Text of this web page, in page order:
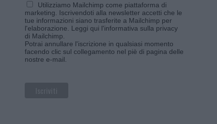
Utilizziamo Mailchimp come piattaforma di
marketing. Iscrivendoti alla newsletter accetti che le
tue informazioni siano trasferite a Mailchimp per
l'elaborazione. Leggi qui l'informativa sulla privacy
di Mailchimp
Potrai annullare l'iscrizione in qualsiasi momento
facendo clic sul collegamento nel piè di pagina delle
nostre e-mail.